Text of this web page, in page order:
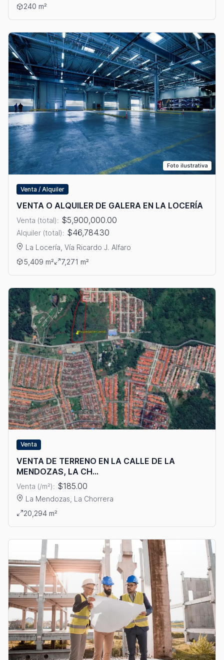
Ver detalles: ALQUILER DE OFICINA EN SAN FRANCISCO
240 m²
Foto ilustrativa
Venta / Alquiler
VENTA O ALQUILER DE GALERA EN LA LOCERÍA
Venta (total): $5,900,000.00
Alquiler (total): $46,784.30
La Locería, Vía Ricardo J. Alfaro
Ver detalles: VENTA O ALQUILER DE GALERA EN LA LOCERÍA
5,409 m² 7,271 m²
Venta
VENTA DE TERRENO EN LA CALLE DE LA
MENDOZAS, LA CH...
Venta (/m²): $185.00
La Mendozas, La Chorrera
Ver detalles: VENTA DE TERRENO EN LA CALLE DE LA
20,294 m²